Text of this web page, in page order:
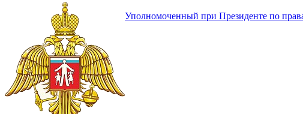
Уполномоченный при Президенте по